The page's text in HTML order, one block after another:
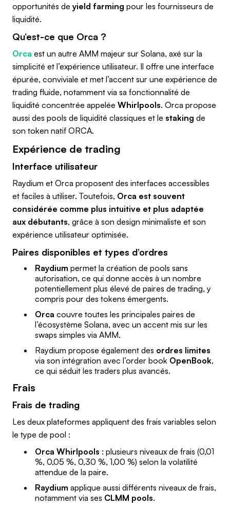
opportunités de yield farming pour les fournisseurs de
liquidité.
Qu’est-ce que Orca ?
Orca est un autre AMM majeur sur Solana, axé sur la
simplicité et l’expérience utilisateur. Il offre une interface
épurée, conviviale et met l’accent sur une expérience de
trading fluide, notamment via sa fonctionnalité de
liquidité concentrée appelée Whirlpools. Orca propose
aussi des pools de liquidité classiques et le staking de
son token natif ORCA.
Expérience de trading
Interface utilisateur
Raydium et Orca proposent des interfaces accessibles
et faciles à utiliser. Toutefois, Orca est souvent
considérée comme plus intuitive et plus adaptée
aux débutants, grâce à son design minimaliste et son
expérience utilisateur optimisée.
Paires disponibles et types d’ordres
Raydium permet la création de pools sans
autorisation, ce qui donne accès à un nombre
potentiellement plus élevé de paires de trading, y
compris pour des tokens émergents.
Orca couvre toutes les principales paires de
l’écosystème Solana, avec un accent mis sur les
swaps simples via AMM.
Raydium propose également des ordres limites
via son intégration avec l’order book OpenBook,
ce qui séduit les traders plus avancés.
Frais
Frais de trading
Les deux plateformes appliquent des frais variables selon
le type de pool :
Orca Whirlpools : plusieurs niveaux de frais (0,01
%, 0,05 %, 0,30 %, 1,00 %) selon la volatilité
attendue de la paire.
Raydium applique aussi différents niveaux de frais,
notamment via ses CLMM pools.